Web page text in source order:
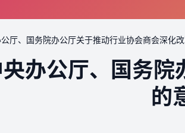
厅、国务院办公厅关于推动行业协会商会深化
办公厅、国务
的